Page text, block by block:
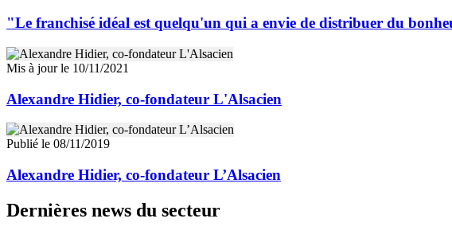
"Le franchisé idéal est quelqu'un qui a envie de distribuer du
Mis à jour le 10/11/2021
Alexandre Hidier, co-fondateur L'Alsacien
Publié le 08/11/2019
Alexandre Hidier, co-fondateur L’Alsacien
Dernières news du secteur